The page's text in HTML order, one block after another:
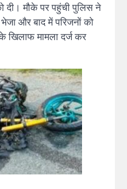
दी। मौके पर पहुंची पुलिस ने
और बाद में परिजनों को
खिलाफ मामला दर्ज कर